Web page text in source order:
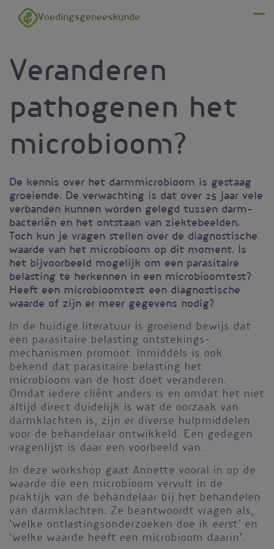
Overslaan en naar de inhoud gaan
Voedingsgeneeskunde
Veranderen
pathogenen het
microbioom?
De kennis over het darmmicrobioom is gestaag
groeiende. De verwachting is dat over 25 jaar vele
verbanden kunnen worden gelegd tussen darm-
bacteriën en het ontstaan van ziektebeelden.
Toch kun je vragen stellen over de diagnostische
waarde van het microbioom op dit moment. Is
het bijvoorbeeld mogelijk om een parasitaire
belasting te herkennen in een microbioomtest?
Heeft een microbioomtest een diagnostische
waarde of zijn er meer gegevens nodig?
In de huidige literatuur is groeiend bewijs dat
een parasitaire belasting ontstekings­
mechanismen promoot. Inmiddels is ook
bekend dat parasitaire belasting het
microbioom van de host doet veranderen.
Omdat iedere cliënt anders is en omdat het niet
altijd direct duidelijk is wat de oorzaak van
darmklachten is, zijn er diverse hulpmiddelen
voor de behandelaar ontwikkeld. Een gedegen
vragenlijst is daar een voorbeeld van.
In deze workshop gaat Annette vooral in op de
waarde die een microbioom vervult in de
praktijk van de behandelaar bij het behandelen
van darmklachten. Ze beantwoordt vragen als,
‘welke ontlastingsonderzoeken doe ik eerst’ en
‘welke waarde heeft een microbioom daarin’.